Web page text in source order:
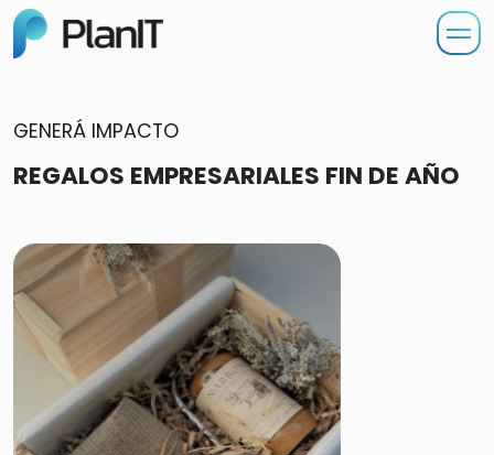
GENERÁ IMPACTO
REGALOS EMPRESARIALES FIN DE AÑO